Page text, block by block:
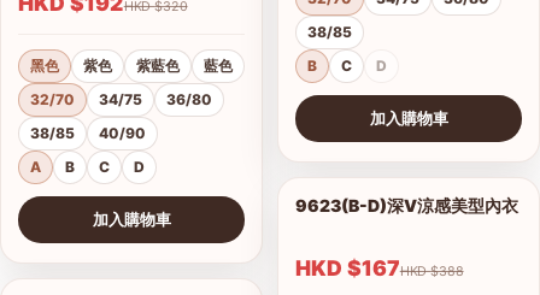
HKD $320
黑色 紫色 紫藍色
藍色
32/70
34/75
36/80
38/85
40/90
A
B C D
加入購物車
查看圖片
38/85
B
C D
加入購物車
1/2
查看圖片
9623(B-D)深V涼感美型內衣
HKD $167 HKD $388
港澳中文